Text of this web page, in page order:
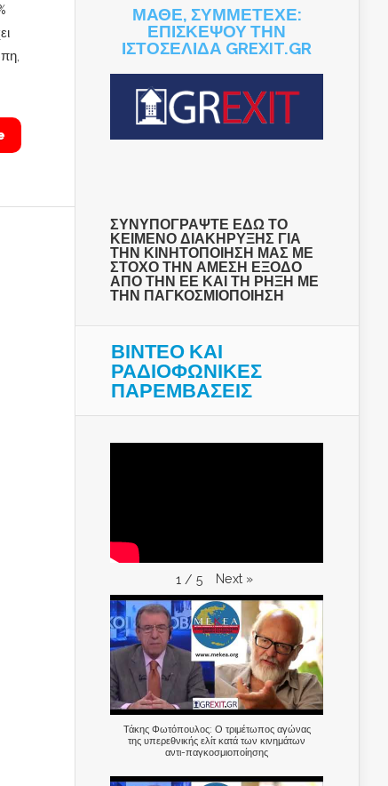
ΜΑΘΕ, ΣΥΜΜΕΤΕΧΕ:
ΕΠΙΣΚΕΨΟΥ ΤΗΝ
ΙΣΤΟΣΕΛΙΔΑ GREXIT.GR
ΣΥΝΥΠΟΓΡΑΨΤΕ ΕΔΩ ΤΟ
ΚΕΙΜΕΝΟ ΔΙΑΚΗΡΥΞΗΣ ΓΙΑ
ΤΗΝ ΚΙΝΗΤΟΠΟΙΗΣΗ ΜΑΣ ΜΕ
ΣΤΟΧΟ ΤΗΝ ΑΜΕΣΗ ΕΞΟΔΟ
ΑΠΟ ΤΗΝ ΕΕ ΚΑΙ ΤΗ ΡΗΞΗ ΜΕ
ΤΗΝ ΠΑΓΚΟΣΜΙΟΠΟΙΗΣΗ
ΒΙΝΤΕΟ ΚΑΙ
ΡΑΔΙΟΦΩΝΙΚΕΣ
ΠΑΡΕΜΒΑΣΕΙΣ
1 / 5 Next »
Τάκης Φωτόπουλος: Ο τριμέτωπος αγώνας
της υπερεθνικής ελίτ κατά των κινημάτων
αντι-παγκοσμιοποίησης